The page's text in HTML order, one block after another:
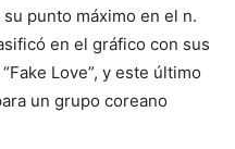
su punto máximo en el n.
en el gráfico con sus
Love”, y este último
un grupo coreano